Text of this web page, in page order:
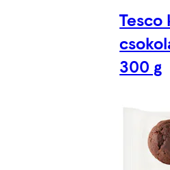
Tesco
300 g